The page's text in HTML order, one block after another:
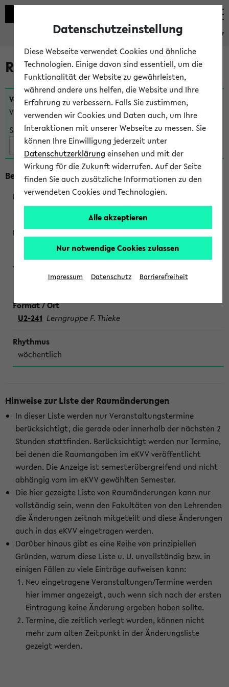
eKVV
Raumänderungen
Veranstaltungen , bei denen sich nach dem23.07.2026
Veranstaltungsorte geändert haben:
Suche:
Beginn um 8 Uhr
219801
SONDERTERMINE CHEMIE
U2-241 Lerngruppe F. Thieke
wöchentlich
Hinweise zur Liste der Raumänderungen
In dieser Liste werden nur Veranstaltungstermine
berücksichtigt, die gerade oder innerhalb der nächsten 2
Stunden stattfinden. Berücksichtigt werden nur Termine,
bei denen die Raumangaben im eKVV veröffentlicht
wurden. Die Anzeige ist semesterübergreifend und nicht
abhängig vom im eKVV gewählten Semester.
Die hier gezeigte Liste von Raumänderungen kann nur
vollständig sein, wenn den Fakultäten von den Lehrenden
die Änderungen zeitnah mitgeteilt und diese Änderungen
auch in das eKVV eingetragen werden.
Darüber hinaus gibt es eine Reihe von prinzipiellen
Gründen, warum diese Liste u. U. unvollständig bzw. in
einigen Fällen zu viele Einträge aufweisen kann:
Neu eingetragene Veranstaltungen/Termine werden
hier immer angezeigt, auch wenn sich nach der ersten
Eintragung keine Änderung ergeben haben sollte.
Termine, die zeitlich verlegt wurden, können nicht
mehr zum alten Zeitpunkt in der Änderungsliste
gezeigt werden.
Datenschutzeinstellung
Diese Webseite verwendet Cookies und ähnliche
Technologien. Einige davon sind essentiell, um die
Funktionalität der Website zu gewährleisten,
während andere uns helfen, die Website und Ihre
Erfahrung zu verbessern. Falls Sie zustimmen,
verwenden wir Cookies und Daten auch, um Ihre
Interaktionen mit unserer Webseite zu messen. Sie
können Ihre Einwilligung jederzeit unter
Datenschutzerklärung einsehen und mit der
Wirkung für die Zukunft widerrufen. Auf der Seite
finden Sie auch zusätzliche Informationen zu den
verwendeten Cookies und Technologien.
Alle akzeptieren
Nur notwendige Cookies zulassen
Impressum Datenschutz Barrierefreiheit